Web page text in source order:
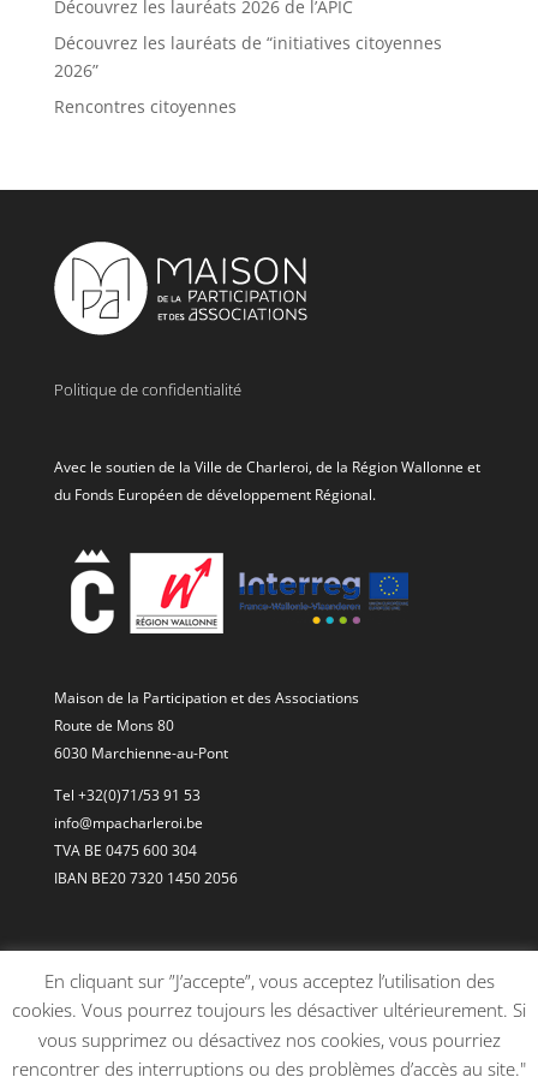
Découvrez les lauréats 2026 de l’APIC
Découvrez les lauréats de “initiatives citoyennes
2026”
Rencontres citoyennes
Politique de confidentialité
Avec le soutien de la Ville de Charleroi, de la Région Wallonne et
du Fonds Européen de développement Régional.
Maison de la Participation et des Associations
Route de Mons 80
6030 Marchienne-au-Pont
Tel +32(0)71/53 91 53
info@mpacharleroi.be
TVA BE 0475 600 304
IBAN BE20 7320 1450 2056
En cliquant sur ”J’accepte”, vous acceptez l’utilisation des
cookies. Vous pourrez toujours les désactiver ultérieurement. Si
vous supprimez ou désactivez nos cookies, vous pourriez
rencontrer des interruptions ou des problèmes d’accès au site."